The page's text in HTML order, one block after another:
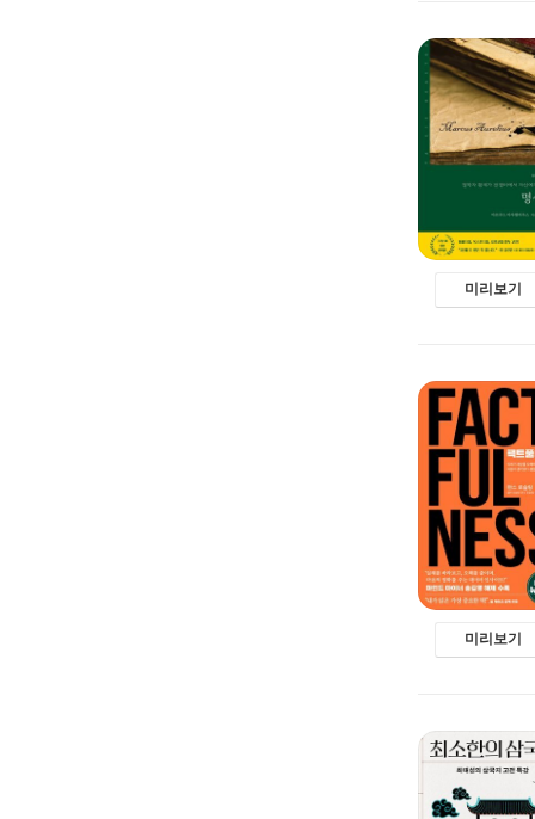
미리보기
미리보기